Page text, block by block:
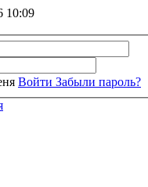
10:09
Войти Забыли пароль?